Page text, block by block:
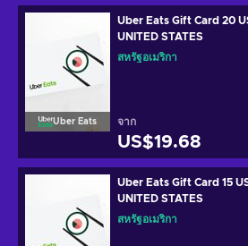
Uber Eats
Uber Eats Gift Card 20 USD Uber Key
UNITED STATES
สหรัฐอเมริกา
จาก
US$19.68
Uber Eats Gift Card 15
UNITED STATES
สหรัฐอเมริกา